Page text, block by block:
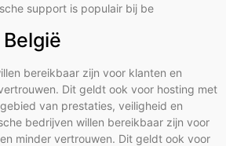
support is populair bij be
bereikbaar zijn voor klanten en
Dit geldt ook voor hosting met
van prestaties, veiligheid en
bedrijven willen bereikbaar zijn voor
minder vertrouwen. Dit geldt ook voor